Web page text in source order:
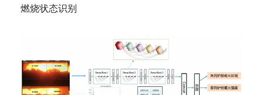
燃烧状态识别